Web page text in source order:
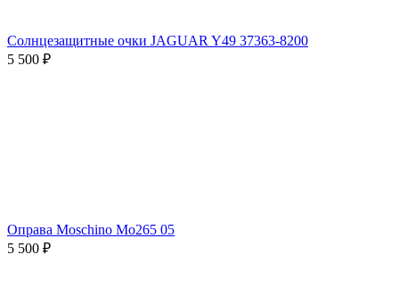
Солнцезащитные очки JAGUAR Y49 37363-8200
5 500 ₽
Оправа Moschino Mo265 05
5 500 ₽